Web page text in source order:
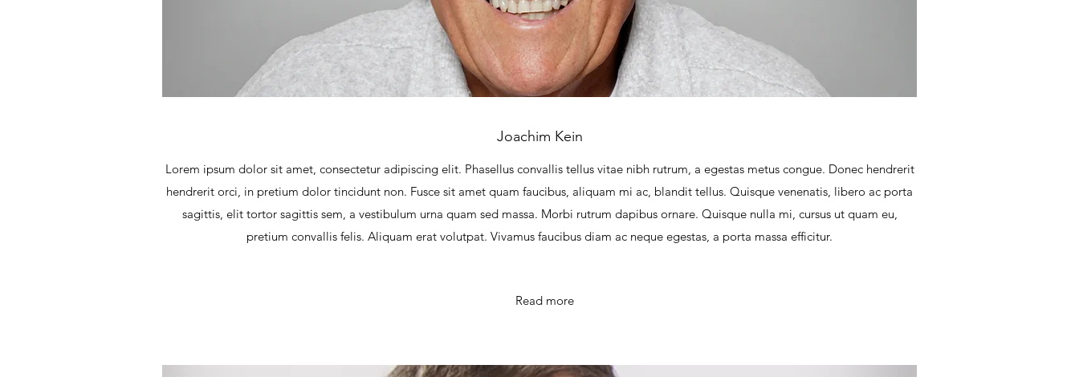
Joachim Kein
Lorem ipsum dolor sit amet, consectetur adipiscing elit. Phasellus convallis tellus vitae nibh rutrum, a egestas metus congue. Donec hendrerit
hendrerit orci, in pretium dolor tincidunt non. Fusce sit amet quam faucibus, aliquam mi ac, blandit tellus. Quisque venenatis, libero ac porta
sagittis, elit tortor sagittis sem, a vestibulum urna quam sed massa. Morbi rutrum dapibus ornare. Quisque nulla mi, cursus ut quam eu,
pretium convallis felis. Aliquam erat volutpat. Vivamus faucibus diam ac neque egestas, a porta massa efficitur.
Read more